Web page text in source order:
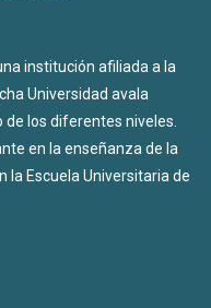
institución afiliada a la
Universidad avala
los diferentes niveles.
en la enseñanza de la
la Escuela Universitaria de